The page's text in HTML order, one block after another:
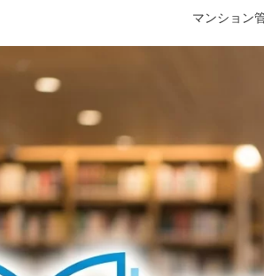
マンション